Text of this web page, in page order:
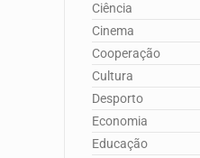
Ciência
Cinema
Cooperação
Cultura
Desporto
Economia
Educação